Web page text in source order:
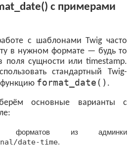
с примерами
с шаблонами Twig часто
в нужном формате — будь то
поля сущности или timestamp.
стандартный Twig-
функцию format_date() .
основные варианты с
форматов из админки
date-time.